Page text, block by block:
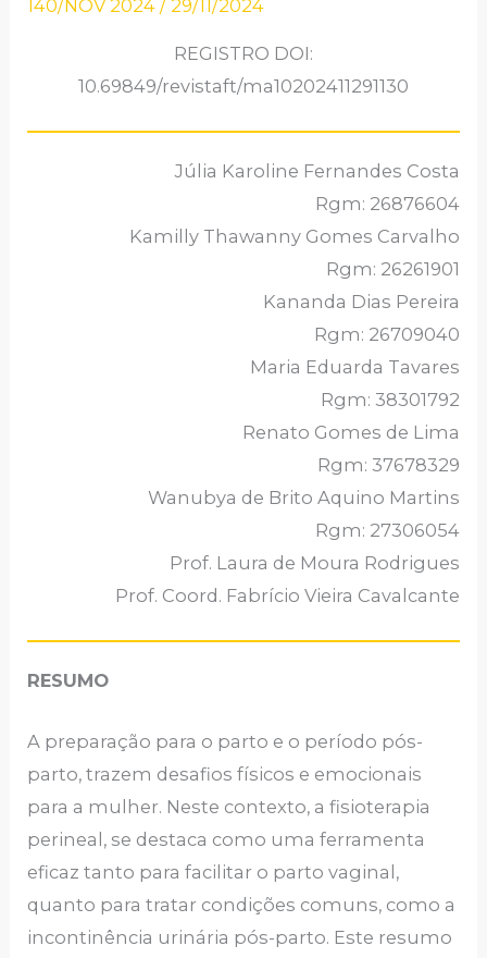
140/NOV 2024 /29/11/2024
REGISTRO DOI:
10.69849/revistaft/ma10202411291130
Júlia Karoline Fernandes Costa
Rgm: 26876604
Kamilly Thawanny Gomes Carvalho
Rgm: 26261901
Kananda Dias Pereira
Rgm: 26709040
Maria Eduarda Tavares
Rgm: 38301792
Renato Gomes de Lima
Rgm: 37678329
Wanubya de Brito Aquino Martins
Rgm: 27306054
Prof. Laura de Moura Rodrigues
Prof. Coord. Fabrício Vieira Cavalcante
RESUMO
A preparação para o parto e o período pós-
parto, trazem desafios físicos e emocionais
para a mulher. Neste contexto, a fisioterapia
perineal, se destaca como uma ferramenta
eficaz tanto para facilitar o parto vaginal,
quanto para tratar condições comuns, como a
incontinência urinária pós-parto. Este resumo